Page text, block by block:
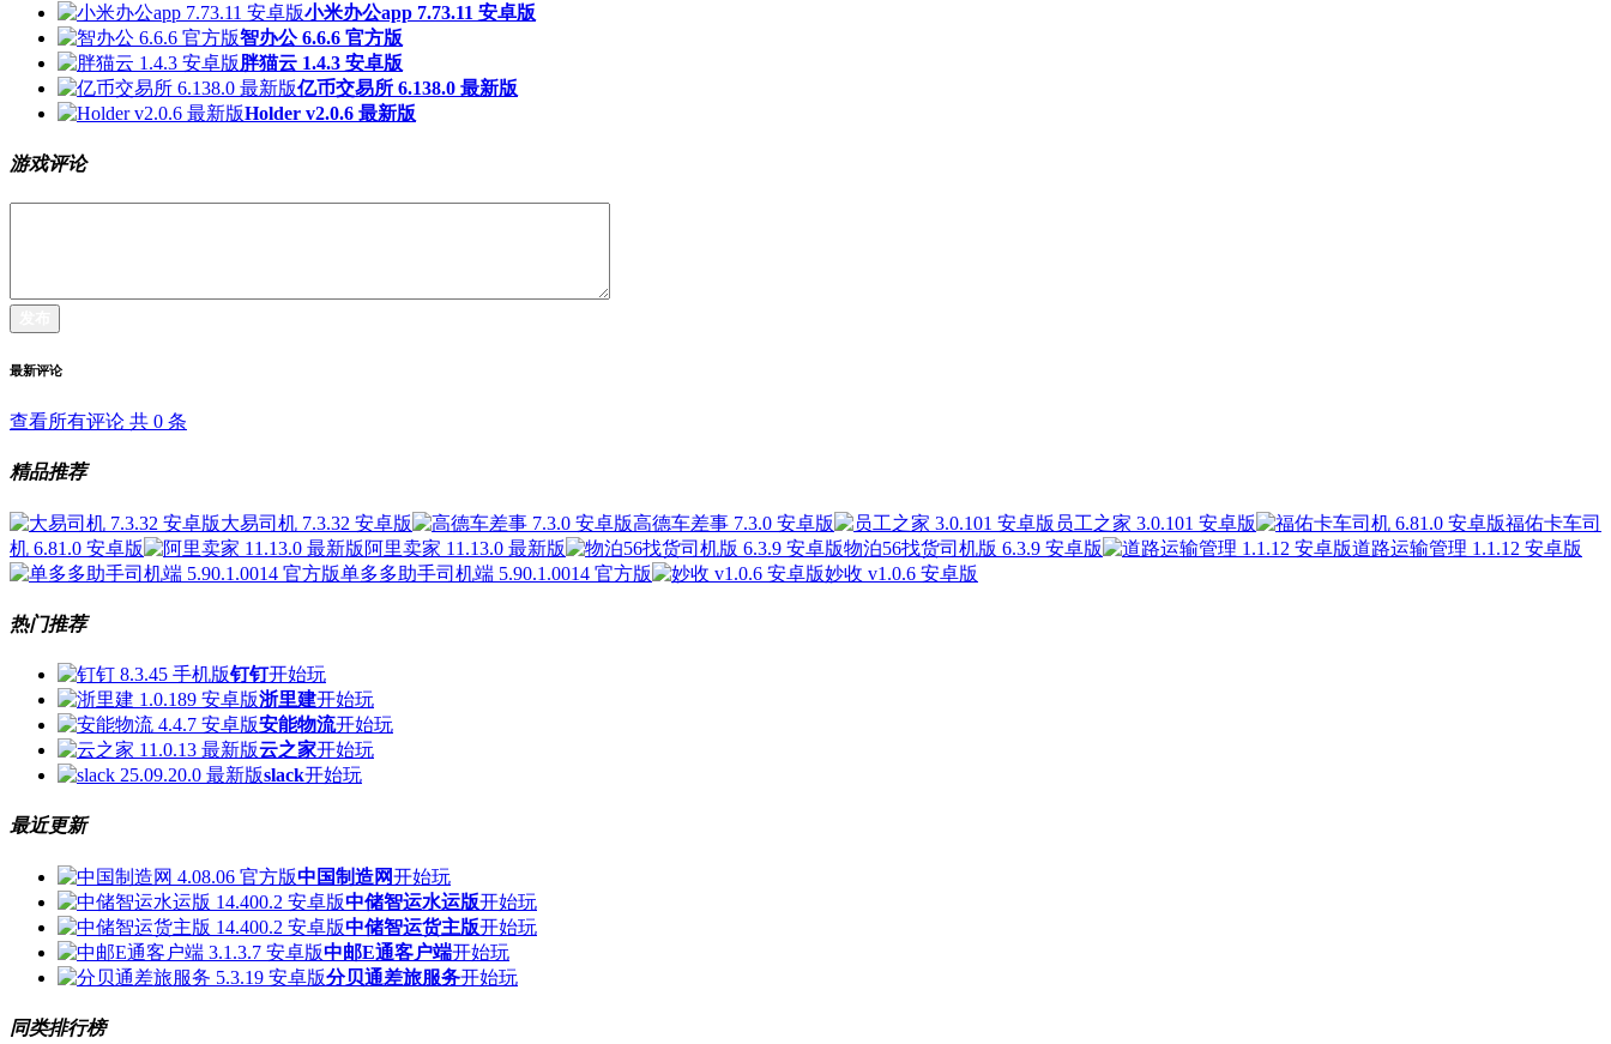
小米办公app 7.73.11 安卓版
智办公 6.6.6 官方版
胖猫云 1.4.3 安卓版
亿币交易所 6.138.0 最新版
Holder v2.0.6 最新版
游戏评论
最新评论
查看所有评论 共 0 条
精品推荐
大易司机 7.3.32 安卓版 高德车差事 7.3.0 安卓版 员工之家 3.0.101 安卓版
福佑卡车司
机 6.81.0 安卓版
阿里卖家 11.13.0 最新版 物泊56找货司机版 6.3.9 安卓版
道路运输管理 1.1.12 安卓版
单多多助手司机端 5.90.1.0014 官方版
妙收 v1.0.6 安卓版
热门推荐
钉钉开始玩
浙里建开始玩
安能物流开始玩
云之家开始玩
slack开始玩
最近更新
中国制造网开始玩
中储智运水运版开始玩
中储智运货主版开始玩
中邮E通客户端开始玩
分贝通差旅服务开始玩
同类排行榜